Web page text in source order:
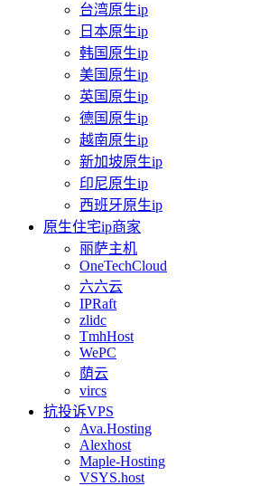
台湾原生ip
日本原生ip
韩国原生ip
美国原生ip
英国原生ip
德国原生ip
越南原生ip
新加坡原生ip
印尼原生ip
西班牙原生ip
原生住宅ip商家
丽萨主机
OneTechCloud
六六云
IPRaft
zlidc
TmhHost
WePC
荫云
vircs
抗投诉VPS
Ava.Hosting
Alexhost
Maple-Hosting
VSYS.host